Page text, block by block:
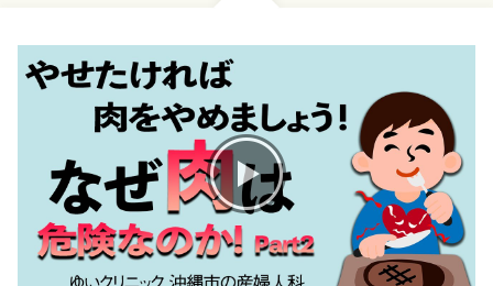
妊婦健診
お産について
親と子の結びつき支援
母乳育児